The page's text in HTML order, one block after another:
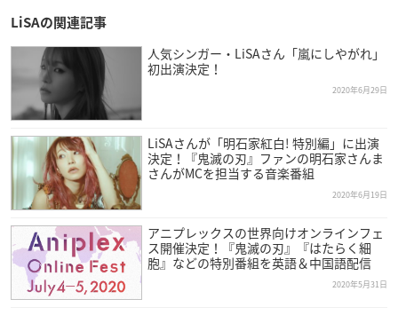
LiSAの関連記事
人気シンガー・LiSAさん「嵐にしやがれ」
初出演決定！
2020年6月29日
LiSAさんが「明石家紅白! 特別編」に出演
決定！『鬼滅の刃』ファンの明石家さんま
さんがMCを担当する音楽番組
2020年6月19日
アニプレックスの世界向けオンラインフェ
ス開催決定！『鬼滅の刃』『はたらく細
胞』などの特別番組を英語＆中国語配信
2020年5月31日